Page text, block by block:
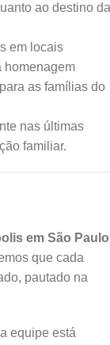
ao destino
em locais
homenagem
as famílias do
nas últimas
familiar.
em São Paulo
que cada
pautado na
equipe está